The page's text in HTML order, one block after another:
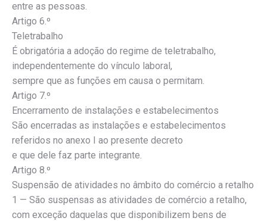
entre as pessoas.
Artigo 6.º
Teletrabalho
É obrigatória a adoção do regime de teletrabalho,
independentemente do vínculo laboral,
sempre que as funções em causa o permitam.
Artigo 7.º
Encerramento de instalações e estabelecimentos
São encerradas as instalações e estabelecimentos
referidos no anexo I ao presente decreto
e que dele faz parte integrante.
Artigo 8.º
Suspensão de atividades no âmbito do comércio a retalho
1 — São suspensas as atividades de comércio a retalho,
com exceção daquelas que disponibilizem bens de